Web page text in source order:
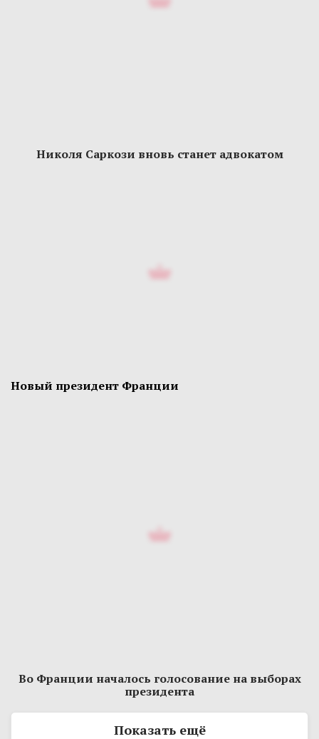
Николя Саркози вновь станет адвокатом
Новый президент Франции
Во Франции началось голосование на выборах
президента
Показать ещё